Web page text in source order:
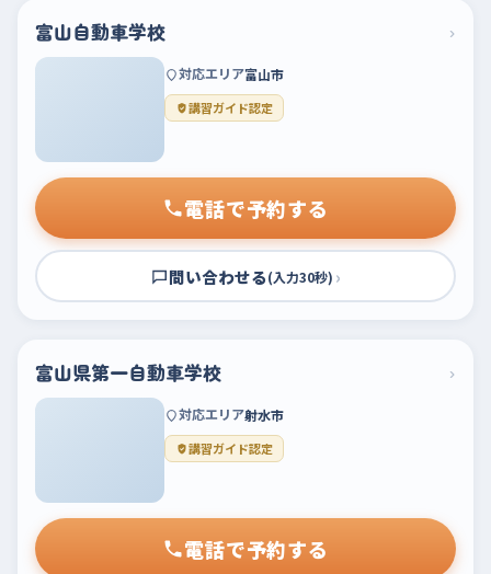
富山自動車学校 ›
対応エリア富山市
講習ガイド認定
電話で予約する
問い合わせる(入力30秒) ›
富山県第一自動車学校 ›
対応エリア射水市
講習ガイド認定
電話で予約する